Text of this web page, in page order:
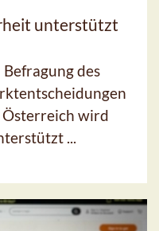
unterstützt
des
wird
...